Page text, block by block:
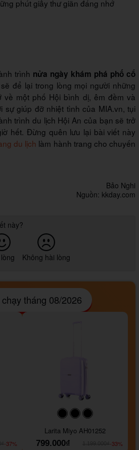
phút giây thư giãn đáng nhớ
trình nửa ngày khám phá phố cổ
để lại trong lòng mọi người những
về một phố Hội bình dị, êm đềm và
sự giúp đỡ nhiệt tình của MIA.vn, tụi
trình du lịch Hội An của bạn sẽ trở
hết. Đừng quên lưu lại bài viết này
du lịch làm hành trang cho chuyến
Bảo Nghi
Nguồn: kkday.com
này?
Không hài lòng
tháng 08/2026
-37%
#000000#000000
Larita Miyo AH01252
799.000₫
-33%